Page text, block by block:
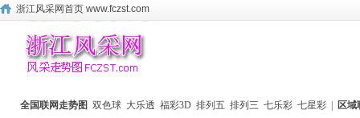
浙江风采网首页 www.fczst.com
全国联网走势图 双色球 大乐透 福彩3D 排列五 排列三 七乐彩 七星彩 区域